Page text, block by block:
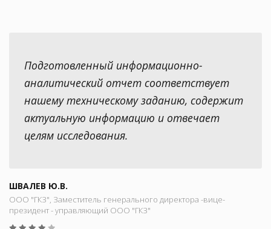
Подготовленный информационно-
аналитический отчет соответствует
нашему техническому заданию, содержит
актуальную информацию и отвечает
целям исследования.
ШВАЛЕВ Ю.В.
ООО "ГКЗ", Заместитель генерального директора -вице-
президент - управляющий ООО "ГКЗ"